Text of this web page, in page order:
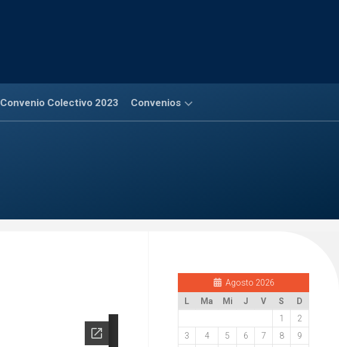
Convenio Colectivo 2023 Convenios
Agosto 2026
L
Ma Mi J V S
D
1
2
3
4 5 6 7 8
9